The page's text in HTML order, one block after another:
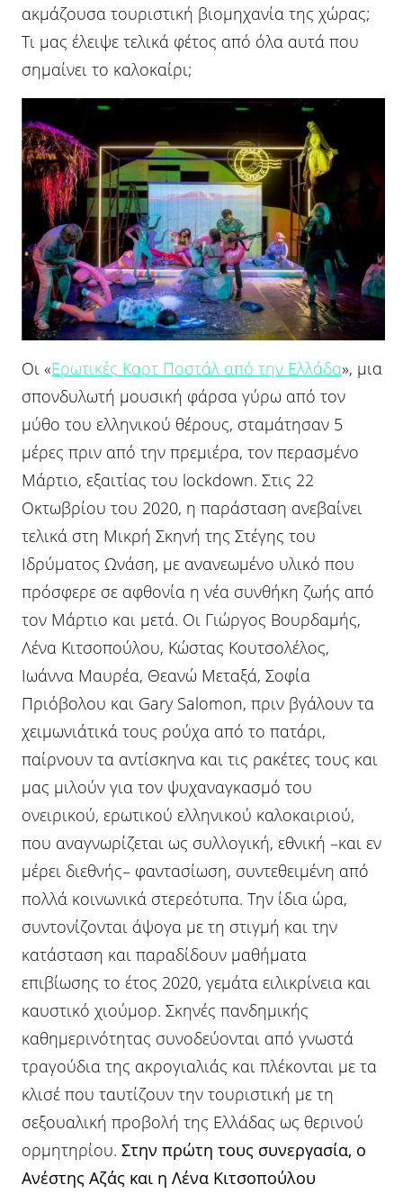
ακμάζουσα τουριστική βιομηχανία της χώρας;
Τι μας έλειψε τελικά φέτος από όλα αυτά που
σημαίνει το καλοκαίρι;
Οι «Ερωτικές Καρτ Ποστάλ από την Ελλάδα», μια
σπονδυλωτή μουσική φάρσα γύρω από τον
μύθο του ελληνικού θέρους, σταμάτησαν 5
μέρες πριν από την πρεμιέρα, τον περασμένο
Μάρτιο, εξαιτίας του lockdown. Στις 22
Οκτωβρίου του 2020, η παράσταση ανεβαίνει
τελικά στη Μικρή Σκηνή της Στέγης του
Ιδρύματος Ωνάση, με ανανεωμένο υλικό που
πρόσφερε σε αφθονία η νέα συνθήκη ζωής από
τον Μάρτιο και μετά. Οι Γιώργος Βουρδαμής,
Λένα Κιτσοπούλου, Κώστας Κουτσολέλος,
Ιωάννα Μαυρέα, Θεανώ Μεταξά, Σοφία
Πριόβολου και Gary Salomon, πριν βγάλουν τα
χειμωνιάτικά τους ρούχα από το πατάρι,
παίρνουν τα αντίσκηνα και τις ρακέτες τους και
μας μιλούν για τον ψυχαναγκασμό του
ονειρικού, ερωτικού ελληνικού καλοκαιριού,
που αναγνωρίζεται ως συλλογική, εθνική –και εν
μέρει διεθνής– φαντασίωση, συντεθειμένη από
πολλά κοινωνικά στερεότυπα. Την ίδια ώρα,
συντονίζονται άψογα με τη στιγμή και την
κατάσταση και παραδίδουν μαθήματα
επιβίωσης το έτος 2020, γεμάτα ειλικρίνεια και
καυστικό χιούμορ. Σκηνές πανδημικής
καθημερινότητας συνοδεύονται από γνωστά
τραγούδια της ακρογιαλιάς και πλέκονται με τα
κλισέ που ταυτίζουν την τουριστική με τη
σεξουαλική προβολή της Ελλάδας ως θερινού
ορμητηρίου. Στην πρώτη τους συνεργασία, ο
Ανέστης Αζάς και η Λένα Κιτσοπούλου